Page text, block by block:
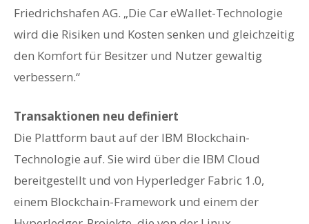
Friedrichshafen AG. „Die Car eWallet-Technologie
wird die Risiken und Kosten senken und gleichzeitig
den Komfort für Besitzer und Nutzer gewaltig
verbessern.“
Transaktionen neu definiert
Die Plattform baut auf der IBM Blockchain-
Technologie auf. Sie wird über die IBM Cloud
bereitgestellt und von Hyperledger Fabric 1.0,
einem Blockchain-Framework und einem der